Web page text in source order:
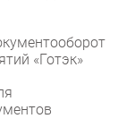
«Готэк»